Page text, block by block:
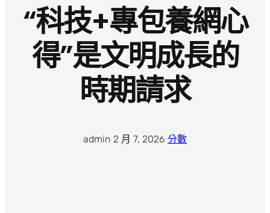
“科技+專包養網心
得”是文明成長的
時期請求
admin 2 月 7, 2026 分數